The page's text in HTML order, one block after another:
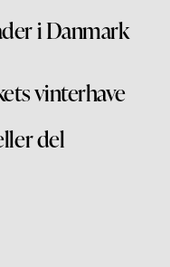
i Danmark
vinterhave
del